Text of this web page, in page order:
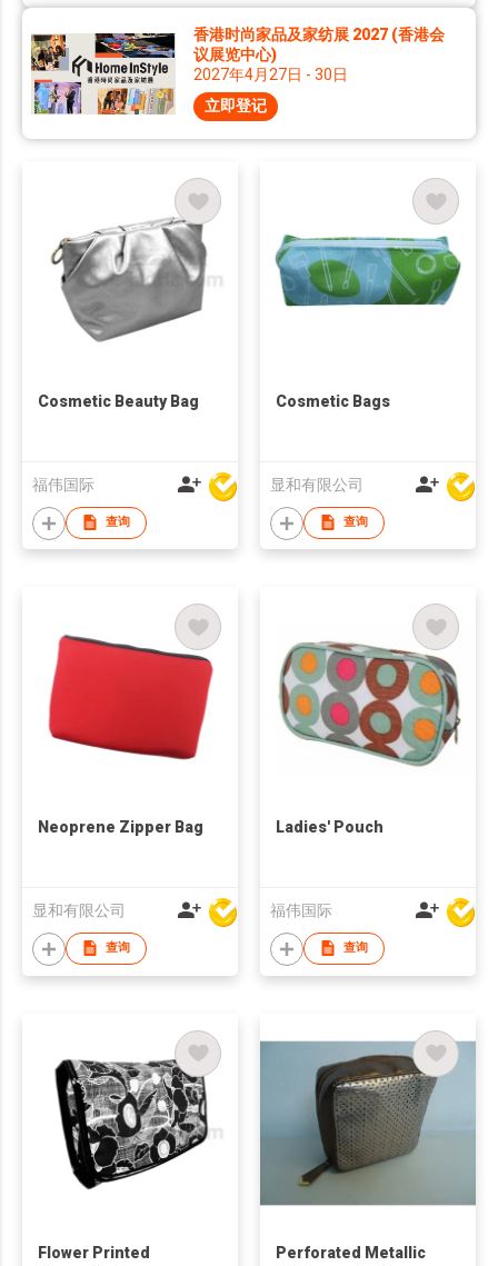
香港时尚家品及家纺展 2027 (香港会
议展览中心)
2027年4月27日 - 30日
立即登记
Cosmetic Beauty Bag
福伟国际
查询
Cosmetic Bags
显和有限公司
查询
Neoprene Zipper Bag
显和有限公司
查询
Ladies' Pouch
福伟国际
查询
Flower Printed
Perforated Metallic